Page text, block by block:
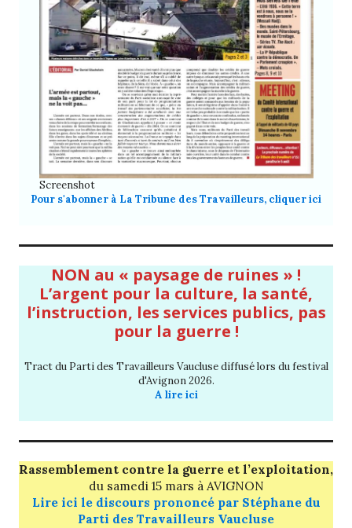
Screenshot
Pour s'abonner à La Tribune des Travailleurs, cliquer ici
NON au « paysage de ruines » !
L’argent pour la culture, la santé,
l’instruction, les services publics, pas
pour la guerre !
Tract du Parti des Travailleurs Vaucluse diffusé lors du festival
d'Avignon 2026.
A lire ici
Rassemblement contre la guerre et l’exploitation,
du samedi 15 mars à AVIGNON
Lire ici le discours prononcé par Stéphane du
Parti des Travailleurs Vaucluse